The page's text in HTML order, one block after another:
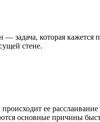
задача, которая
стене.
ее
основные причины